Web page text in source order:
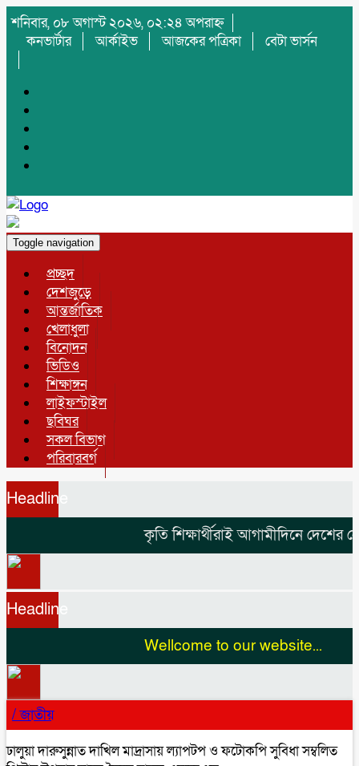
শনিবার, ০৮ অগাস্ট ২০২৬, ০২:২৪ অপরাহ্ন
কনভার্টার
আর্কাইভ আজকের পত্রিকা বেটা ভার্সন
Toggle navigation
প্রচ্ছদ
দেশজুড়ে
আন্তর্জাতিক
খেলাধুলা
বিনোদন
ভিডিও
শিক্ষাঙ্গন
লাইফস্টাইল
ছবিঘর
সকল বিভাগ
পরিবারবর্গ
Headline
কৃতি শিক্ষার্থীরাই আগামীদিনে দেশের
Headline
Wellcome to our website...
/জাতীয়
ঢালুয়া দারুসুন্নাত দাখিল মাদ্রাসায় ল্যাপটপ ও ফটোকপি সুবিধা সম্বলিত